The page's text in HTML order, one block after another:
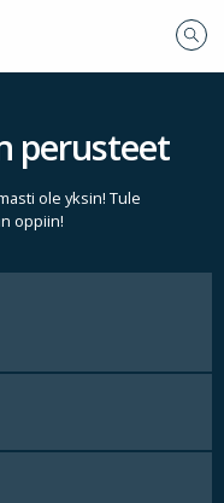
perusteet
ole yksin! Tule
oppiin!